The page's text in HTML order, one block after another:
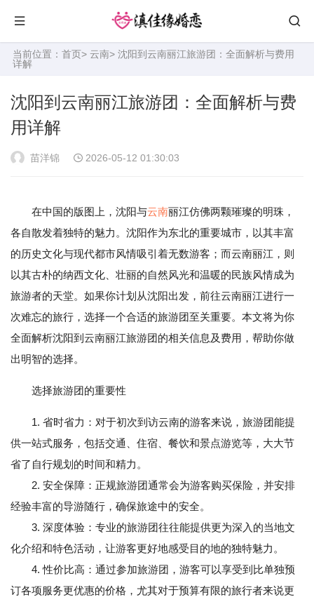
当前位置： 首页> 云南> 沈阳到云南丽江旅游团：全面解析与费用
详解
沈阳到云南丽江旅游团：全面解析与费
用详解
苗洋锦 2026-05-12 01:30:03
在中国的版图上，沈阳与云南丽江仿佛两颗璀璨的明珠，
各自散发着独特的魅力。沈阳作为东北的重要城市，以其丰富
的历史文化与现代都市风情吸引着无数游客；而云南丽江，则
以其古朴的纳西文化、壮丽的自然风光和温暖的民族风情成为
旅游者的天堂。如果你计划从沈阳出发，前往云南丽江进行一
次难忘的旅行，选择一个合适的旅游团至关重要。本文将为你
全面解析沈阳到云南丽江旅游团的相关信息及费用，帮助你做
出明智的选择。
选择旅游团的重要性
1. 省时省力：对于初次到访云南的游客来说，旅游团能提
供一站式服务，包括交通、住宿、餐饮和景点游览等，大大节
省了自行规划的时间和精力。
2. 安全保障：正规旅游团通常会为游客购买保险，并安排
经验丰富的导游随行，确保旅途中的安全。
3. 深度体验：专业的旅游团往往能提供更为深入的当地文
化介绍和特色活动，让游客更好地感受目的地的独特魅力。
4. 性价比高：通过参加旅游团，游客可以享受到比单独预
订各项服务更优惠的价格，尤其对于预算有限的旅行者来说更